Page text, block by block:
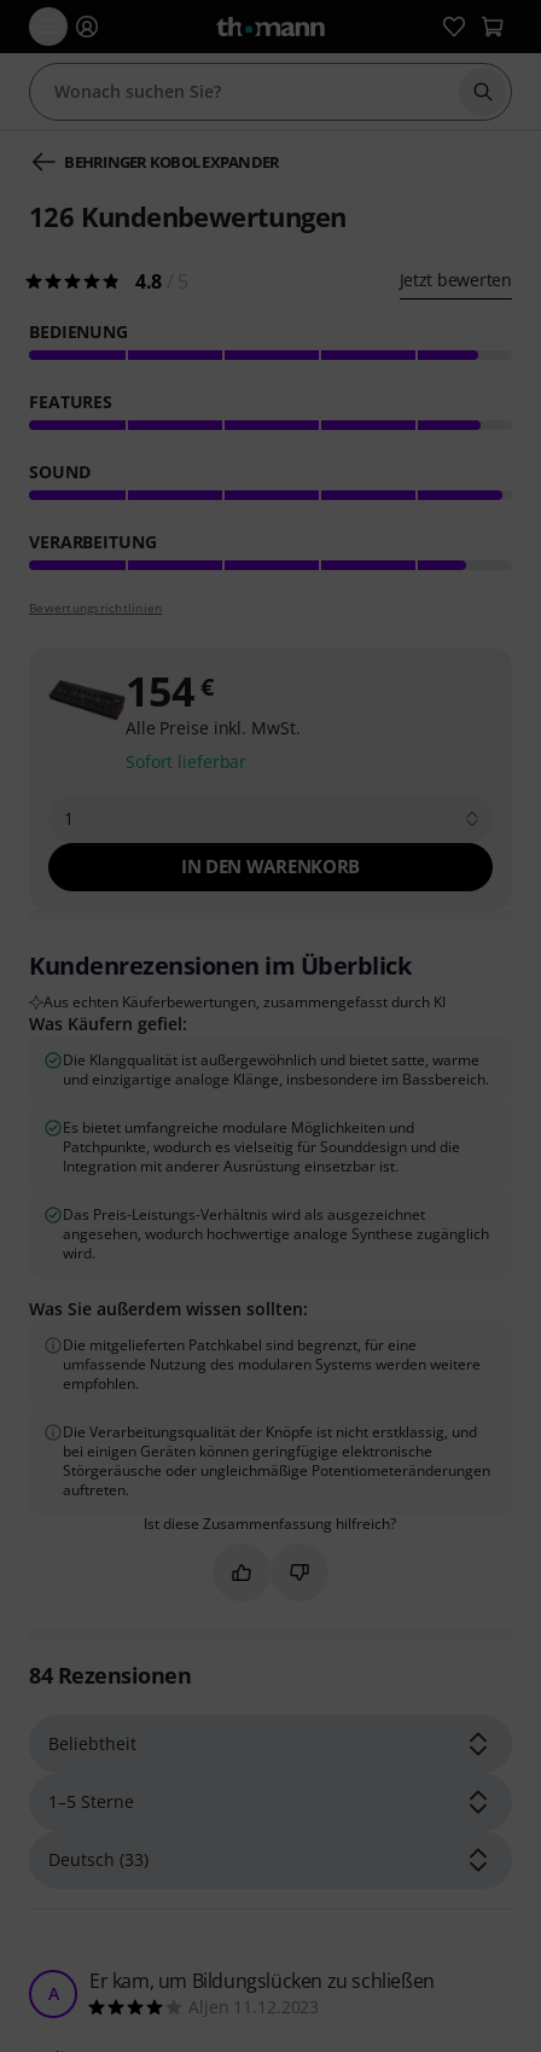
Suche
BEHRINGER KOBOL EXPANDER
126 Kundenbewertungen
4.8 Jetzt bewerten
BEDIENUNG
FEATURES
SOUND
VERARBEITUNG
Bewertungsrichtlinien
154 €
Alle Preise inkl. MwSt.
Sofort lieferbar
1
IN DEN WARENKORB
Kundenrezensionen im Überblick
Aus echten Käuferbewertungen, zusammengefasst durch KI
Was Käufern gefiel:
Die Klangqualität ist außergewöhnlich und bietet satte, warme
und einzigartige analoge Klänge, insbesondere im Bassbereich.
Es bietet umfangreiche modulare Möglichkeiten und
Patchpunkte, wodurch es vielseitig für Sounddesign und die
Integration mit anderer Ausrüstung einsetzbar ist.
Das Preis-Leistungs-Verhältnis wird als ausgezeichnet
angesehen, wodurch hochwertige analoge Synthese zugänglich
wird.
Was Sie außerdem wissen sollten:
Die mitgelieferten Patchkabel sind begrenzt, für eine
umfassende Nutzung des modularen Systems werden weitere
empfohlen.
Die Verarbeitungsqualität der Knöpfe ist nicht erstklassig, und
bei einigen Geräten können geringfügige elektronische
Störgeräusche oder ungleichmäßige Potentiometeränderungen
auftreten.
Ist diese Zusammenfassung hilfreich?
Markieren Sie diese
Markieren Sie diese
84Rezensionen
A Er kam, um Bildungslücken zu schließen
Aljen 11.12.2023